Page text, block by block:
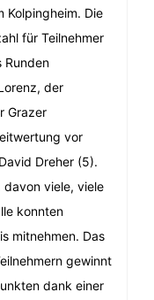
Kolpingheim. Die
für Teilnehmer
Runden
der
Grazer
vor
Dreher (5).
davon viele, viele
konnten
mitnehmen. Das
gewinnt
dank einer